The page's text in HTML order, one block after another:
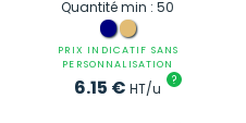
Quantité min : 50
PRIX INDICATIF SANS
PERSONNALISATION
6.15 € HT/u ?